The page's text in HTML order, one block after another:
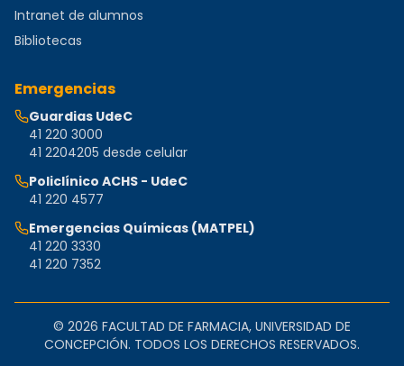
Intranet de alumnos
Bibliotecas
Emergencias
Guardias UdeC
41 220 3000
41 2204205 desde celular
Policlínico ACHS - UdeC
41 220 4577
Emergencias Químicas (MATPEL)
41 220 3330
41 220 7352
© 2026 FACULTAD DE FARMACIA, UNIVERSIDAD DE
CONCEPCIÓN. TODOS LOS DERECHOS RESERVADOS.